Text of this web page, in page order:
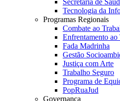
Secretaria de
Tecnologia da
Programas Regionais
Combate ao
Enfrentamento
Fada Madrinha
Gestão
Justiça com Arte
Trabalho Seguro
Programa de
PopRuaJud
Governança